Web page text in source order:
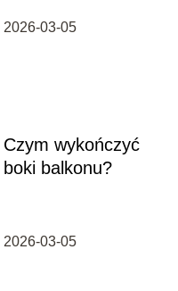
2026-03-05
Czym wykończyć
boki balkonu?
2026-03-05